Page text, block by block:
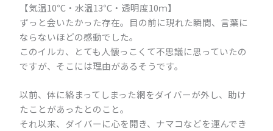
【気温10℃・水温13℃・透明度10ｍ】
ずっと会いたかった存在。目の前に現れた瞬間、言葉に
ならないほどの感動でした。
このイルカ、とても人懐っこくて不思議に思っていたの
ですが、そこには理由があるそうです。
以前、体に絡まってしまった網をダイバーが外し、助け
たことがあったとのこと。
それ以来、ダイバーに心を開き、ナマコなどを運んでき